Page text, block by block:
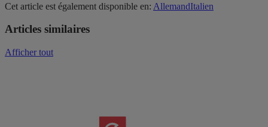
Cet article est également disponible en: AllemandItalien
Articles similaires
Afficher tout